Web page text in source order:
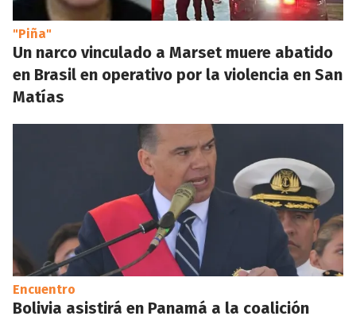
"Piña"
Un narco vinculado a Marset muere abatido
en Brasil en operativo por la violencia en San
Matías
Encuentro
Bolivia asistirá en Panamá a la coalición